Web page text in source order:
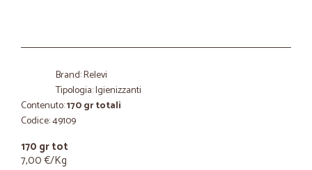
Brand: Relevi
Tipologia: Igienizzanti
Contenuto:170 gr totali
Codice: 49109
170 gr tot
7,00 €/Kg